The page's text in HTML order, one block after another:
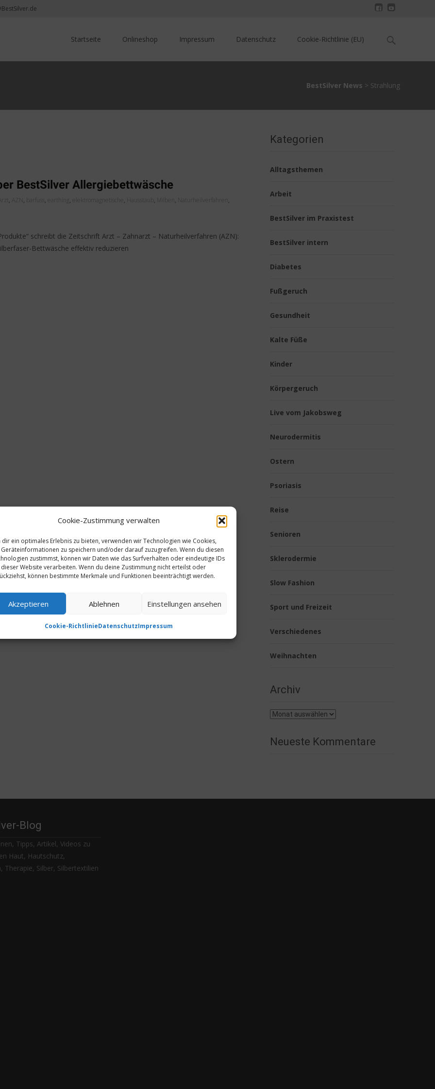
Cookie-Zustimmung verwalten
dir ein optimales Erlebnis zu bieten, verwenden wir Technologien wie Cookies,
Geräteinformationen zu speichern und/oder darauf zuzugreifen. Wenn du diesen
zustimmst, können wir Daten wie das Surfverhalten oder eindeutige IDs
dieser Website verarbeiten. Wenn du deine Zustimmung nicht erteilst oder
können bestimmte Merkmale und Funktionen beeinträchtigt werden.
Akzeptieren Ablehnen Einstellungen ansehen
Cookie-RichtlinieDatenschutzImpressum
Startseite Onlineshop Impressum Datenschutz Cookie-Richtlinie (EU)
Search
BestSilver News > Strahlung
BestSilver Allergiebettwäsche
Arzt, AZN , barfuss , earthing , elektromagnetische , Hausstaub , , Naturheilverfahren ,
schreibt die Zeitschrift Arzt – Zahnarzt – Naturheilverfahren (AZN):
Bettwäsche effektiv reduzieren
Kategorien
Alltagsthemen
Arbeit
BestSilver im Praxistest
BestSilver intern
Diabetes
Fußgeruch
Gesundheit
Kalte Füße
Kinder
Körpergeruch
Live vom Jakobsweg
Neurodermitis
Ostern
Psoriasis
Reise
Senioren
Sklerodermie
Slow Fashion
Sport und Freizeit
Verschiedenes
Weihnachten
Archiv
Archiv
Neueste Kommentare
Blog
Tipps, Artikel, Videos zu
Haut, Hautschutz,
Therapie, Silber, Silbertextilien